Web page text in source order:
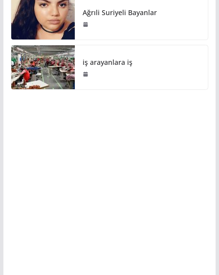
Ağrıli Suriyeli Bayanlar
iş arayanlara iş